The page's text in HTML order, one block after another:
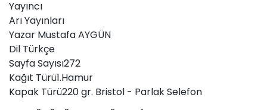
Yayıncı
Arı Yayınları
Yazar Mustafa AYGÜN
Dil Türkçe
Sayfa Sayısı272
Kağıt Türü1.Hamur
Kapak Türü220 gr. Bristol - Parlak Selefon